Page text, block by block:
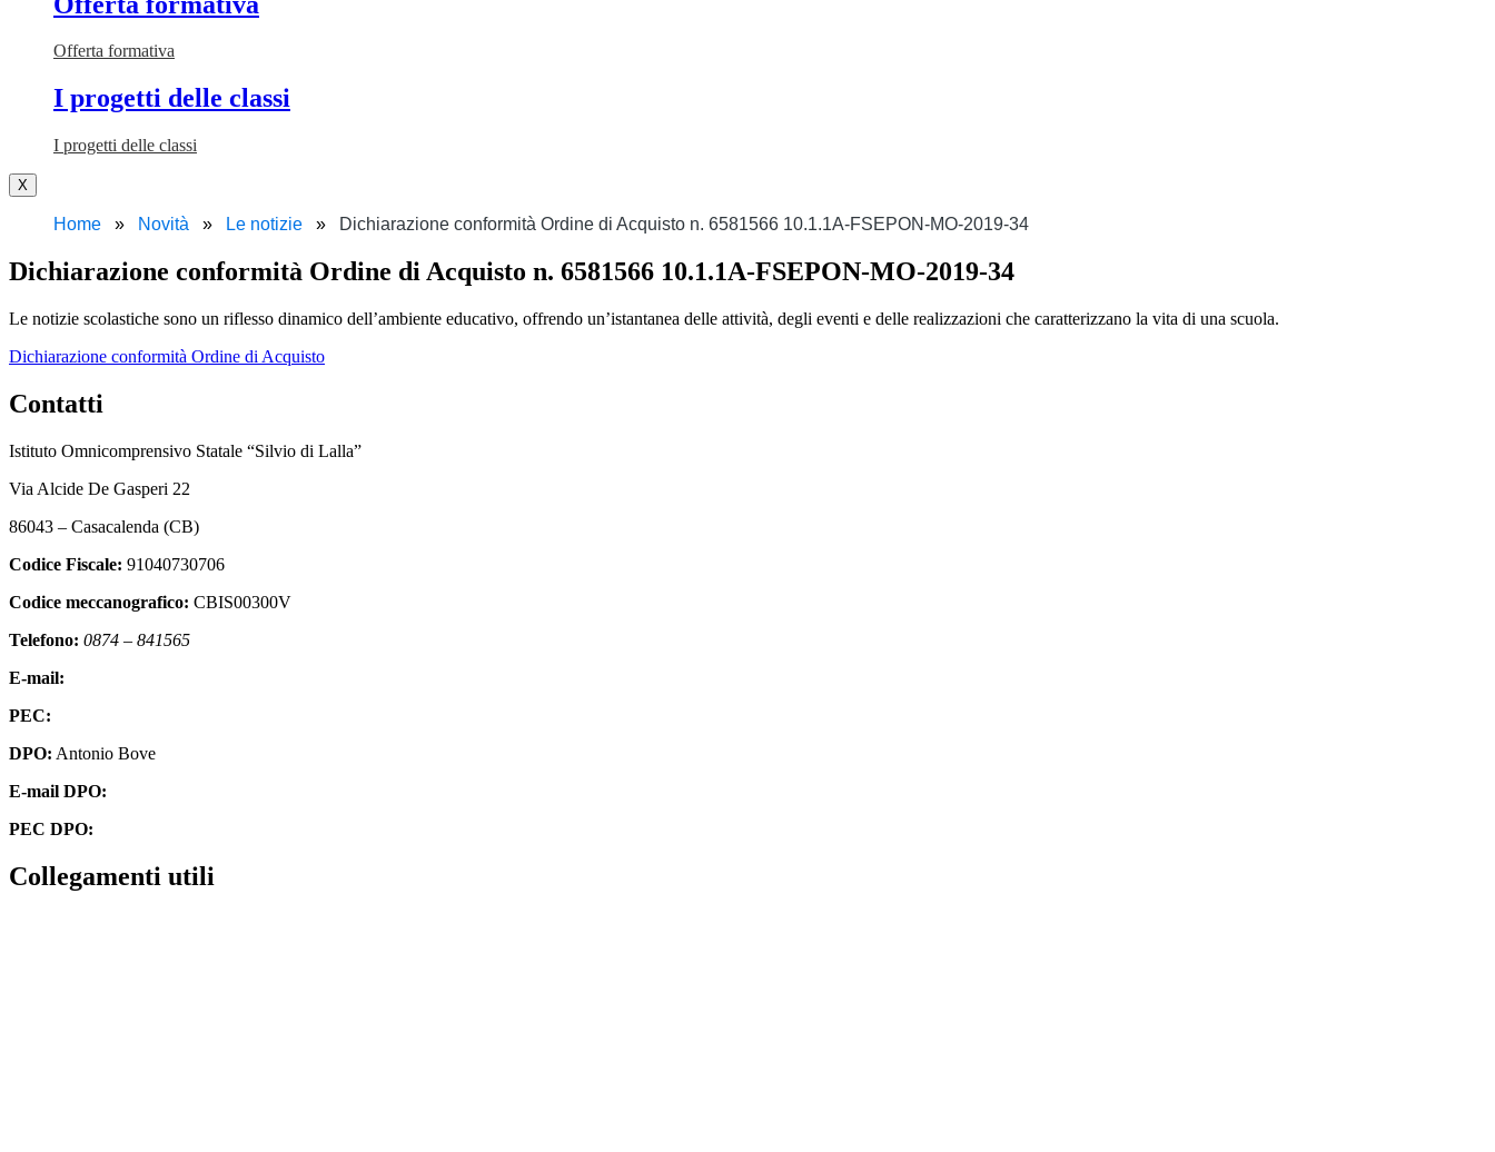
Offerta formativa
I progetti delle classi
I progetti delle classi
X
Home Novità Le notizie Dichiarazione conformità Ordine di Acquisto n. 6581566 10.1.1A-FSEPON-MO-2019-34
Dichiarazione conformità Ordine di Acquisto n. 6581566 10.1.1A-FSEPON-MO-2019-34
Le notizie scolastiche sono un riflesso dinamico dell’ambiente educativo, offrendo un’istantanea delle attività, degli eventi e delle realizzazioni che caratterizzano la vita di una scuola.
Dichiarazione conformità Ordine di Acquisto
Contatti
Istituto Omnicomprensivo Statale “Silvio di Lalla”
Via Alcide De Gasperi 22
86043 – Casacalenda (CB)
Codice Fiscale: 91040730706
Codice meccanografico: CBIS00300V
Telefono: 0874 – 841565
E-mail:
PEC:
DPO: Antonio Bove
E-mail DPO:
PEC DPO:
Collegamenti utili